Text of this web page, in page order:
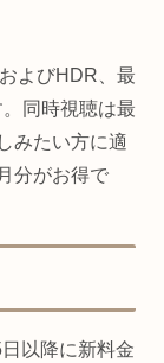
よびHDR、最
同時視聴は最
みたい方に適
分がお得で
以降に新料金